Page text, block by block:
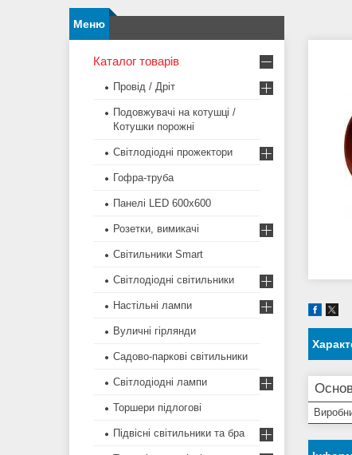
Каталог товарів
Провід / Дріт
Подовжувачі на котушці /
Котушки порожні
Світлодіодні прожектори
Гофра-труба
Панелі LED 600х600
Розетки, вимикачі
Світильники Smart
Світлодіодні світильники
Настільні лампи
Вуличні гірлянди
Садово-паркові світильники
Світлодіодні лампи
Торшери підлогові
Підвісні світильники та бра